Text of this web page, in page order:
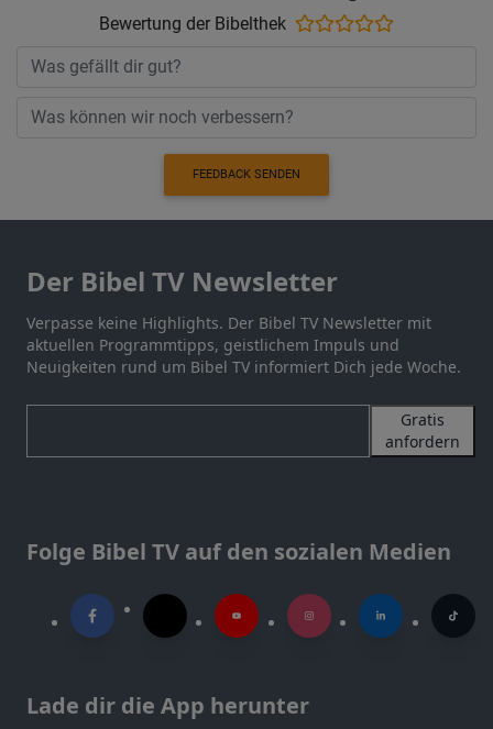
Bewertung der Bibelthek
FEEDBACK SENDEN
Der Bibel TV Newsletter
Verpasse keine Highlights. Der Bibel TV Newsletter mit
aktuellen Programmtipps, geistlichem Impuls und
Neuigkeiten rund um Bibel TV informiert Dich jede Woche.
Gratis
anfordern
Folge Bibel TV auf den sozialen Medien
Lade dir die App herunter